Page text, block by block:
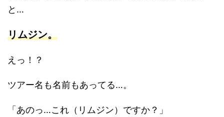
と…
リムジン。
えっ！？
ツアー名も名前もあってる…。
「あのっ…これ（リムジン）ですか？」